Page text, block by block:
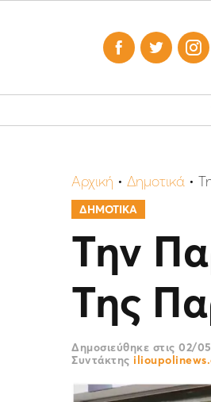
  
Αρχική • Δημοτικά •
ΔΗΜΟΤΙΚΑ
Την
Της
Δημοσιεύθηκε στις 02/
Συντάκτης